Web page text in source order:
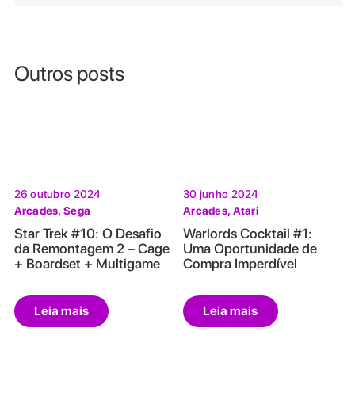
Outros posts
26 outubro 2024
Arcades,Sega
Star Trek #10: O Desafio
da Remontagem 2 – Cage
+ Boardset + Multigame
Leia mais
30 junho 2024
Arcades, Atari
Warlords Cocktail #1:
Uma Oportunidade de
Compra Imperdível
Leia mais